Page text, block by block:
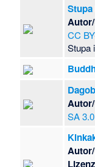
CC
Stupa
SA 3.0